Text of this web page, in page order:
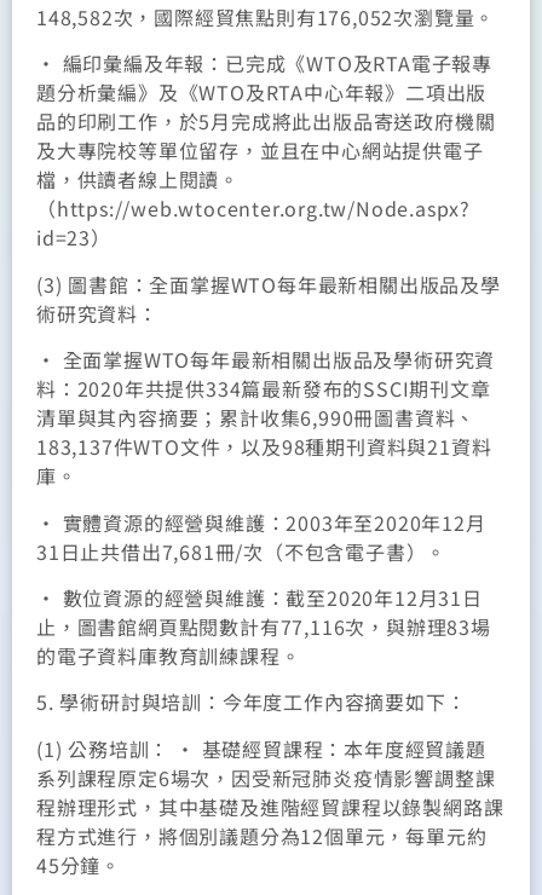
148,582次，國際經貿焦點則有176,052次瀏覽量。
• 編印彙編及年報：已完成《WTO及RTA電子報專
題分析彙編》及《WTO及RTA中心年報》二項出版
品的印刷工作，於5月完成將此出版品寄送政府機關
及大專院校等單位留存，並且在中心網站提供電子
檔，供讀者線上閱讀。
（https://web.wtocenter.org.tw/Node.aspx?
id=23）
(3) 圖書館：全面掌握WTO每年最新相關出版品及學
術研究資料：
• 全面掌握WTO每年最新相關出版品及學術研究資
料：2020年共提供334篇最新發布的SSCI期刊文章
清單與其內容摘要；累計收集6,990冊圖書資料、
183,137件WTO文件，以及98種期刊資料與21資料
庫。
• 實體資源的經營與維護：2003年至2020年12月
31日止共借出7,681冊/次（不包含電子書）。
• 數位資源的經營與維護：截至2020年12月31日
止，圖書館網頁點閱數計有77,116次，與辦理83場
的電子資料庫教育訓練課程。
5. 學術研討與培訓：今年度工作內容摘要如下：
(1) 公務培訓： • 基礎經貿課程：本年度經貿議題
系列課程原定6場次，因受新冠肺炎疫情影響調整課
程辦理形式，其中基礎及進階經貿課程以錄製網路課
程方式進行，將個別議題分為12個單元，每單元約
45分鐘。